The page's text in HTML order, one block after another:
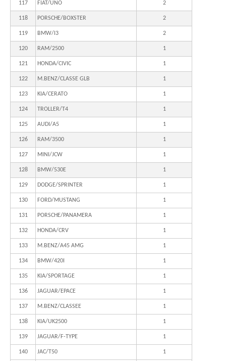
117 FIAT/UNO 2
118 PORSCHE/BOXSTER 2
119 BMW/I3 2
120 RAM/2500 1
121 HONDA/CIVIC 1
122 M.BENZ/CLASSE GLB 1
123 KIA/CERATO 1
124 TROLLER/T4 1
125 AUDI/A5 1
126 RAM/3500 1
127 MINI/JCW 1
128 BMW/530E 1
129 DODGE/SPRINTER 1
130 FORD/MUSTANG 1
131 PORSCHE/PANAMERA 1
132 HONDA/CRV 1
133 M.BENZ/A45 AMG 1
134 BMW/420I 1
135 KIA/SPORTAGE 1
136 JAGUAR/EPACE 1
137 M.BENZ/CLASSEE 1
138 KIA/UK2500 1
139 JAGUAR/F-TYPE 1
140 JAC/T50 1